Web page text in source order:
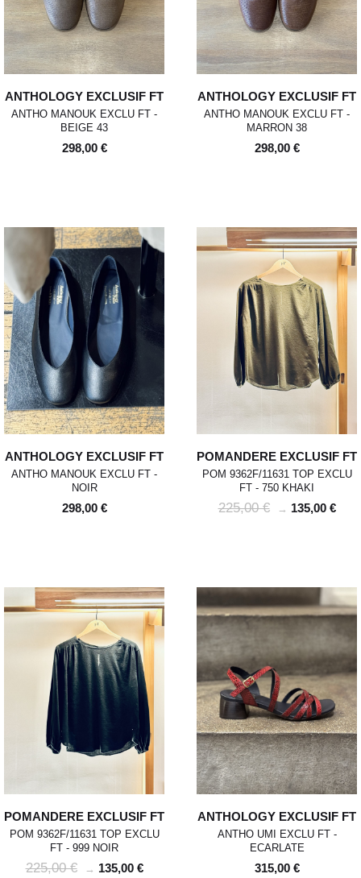
ANTHOLOGY EXCLUSIF FT
ANTHO MANOUK EXCLU FT -
BEIGE 43
298,00 €
ANTHOLOGY EXCLUSIF FT
ANTHO MANOUK EXCLU FT -
MARRON 38
298,00 €
ANTHOLOGY EXCLUSIF FT
ANTHO MANOUK EXCLU FT -
NOIR
298,00 €
POMANDERE EXCLUSIF FT
POM 9362F/11631 TOP EXCLU
FT - 750 KHAKI
225,00 € → 135,00 €
POMANDERE EXCLUSIF FT
POM 9362F/11631 TOP EXCLU
FT - 999 NOIR
225,00 € → 135,00 €
ANTHOLOGY EXCLUSIF FT
ANTHO UMI EXCLU FT -
ECARLATE
315,00 €